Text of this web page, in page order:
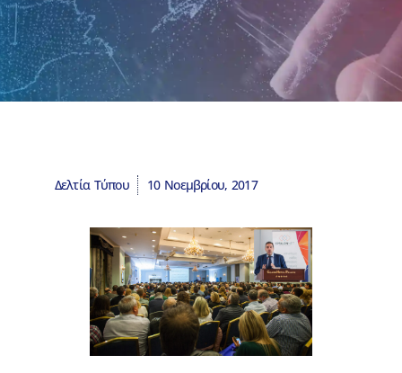
Δελτία Τύπου 10 Νοεμβρίου, 2017